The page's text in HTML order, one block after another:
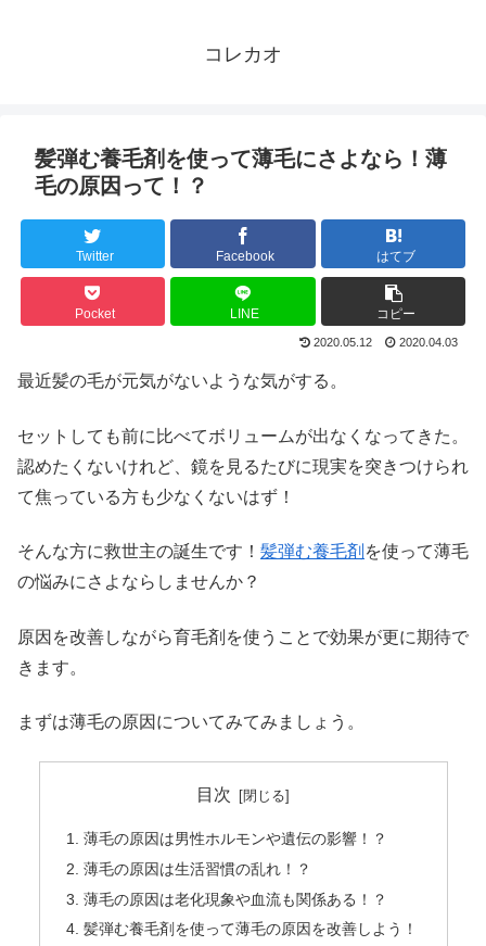
コレカオ
髪弾む養毛剤を使って薄毛にさよなら！薄
毛の原因って！？
Twitter Facebook はてブ
Pocket LINE コピー
2020.05.12 2020.04.03
最近髪の毛が元気がないような気がする。
セットしても前に比べてボリュームが出なくなってきた。
認めたくないけれど、鏡を見るたびに現実を突きつけられ
て焦っている方も少なくないはず！
そんな方に救世主の誕生です！ 髪弾む養毛剤 を使って薄毛
の悩みにさよならしませんか？
原因を改善しながら育毛剤を使うことで効果が更に期待で
きます。
まずは薄毛の原因についてみてみましょう。
目次
薄毛の原因は男性ホルモンや遺伝の影響！？
薄毛の原因は生活習慣の乱れ！？
薄毛の原因は老化現象や血流も関係ある！？
髪弾む養毛剤を使って薄毛の原因を改善しよう！